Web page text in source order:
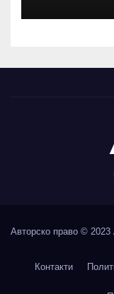
гора
Авторско право © 2023
Контакти